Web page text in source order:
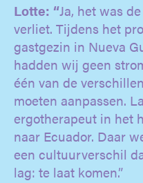
Lotte: “Ja, het was
verliet. Tijdens het
gastgezin in Nueva
hadden wij geen
één van de
moeten aanpassen.
ergotherapeut in het
naar Ecuador. Daar
een cultuurverschil
lag: te laat komen.”